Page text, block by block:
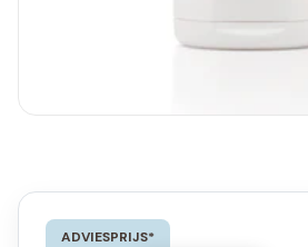
ADVIESPRIJS*